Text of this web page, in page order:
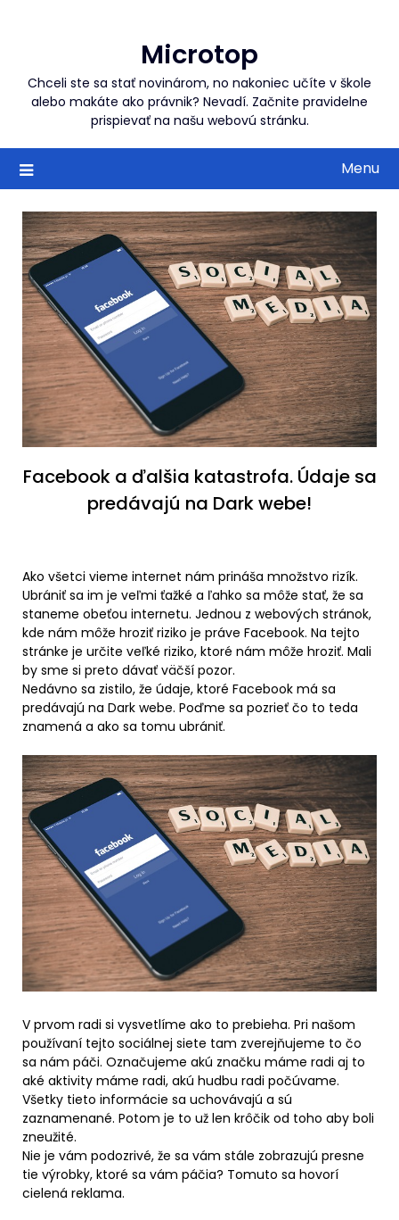
Microtop
Chceli ste sa stať novinárom, no nakoniec učíte v škole
alebo makáte ako právnik? Nevadí. Začnite pravidelne
prispievať na našu webovú stránku.
Menu
Facebook a ďalšia katastrofa. Údaje sa
predávajú na Dark webe!
Ako všetci vieme internet nám prináša množstvo rizík.
Ubrániť sa im je veľmi ťažké a ľahko sa môže stať, že sa
staneme obeťou internetu. Jednou z webových stránok,
kde nám môže hroziť riziko je práve Facebook. Na tejto
stránke je určite veľké riziko, ktoré nám môže hroziť. Mali
by sme si preto dávať väčší pozor.
Nedávno sa zistilo, že údaje, ktoré Facebook má sa
predávajú na Dark webe. Poďme sa pozrieť čo to teda
znamená a ako sa tomu ubrániť.
V prvom radi si vysvetlíme ako to prebieha. Pri našom
používaní tejto sociálnej siete tam zverejňujeme to čo
sa nám páči. Označujeme akú značku máme radi aj to
aké aktivity máme radi, akú hudbu radi počúvame.
Všetky tieto informácie sa uchovávajú a sú
zaznamenané. Potom je to už len krôčik od toho aby boli
zneužité.
Nie je vám podozrivé, že sa vám stále zobrazujú presne
tie výrobky, ktoré sa vám páčia? Tomuto sa hovorí
cielená reklama.